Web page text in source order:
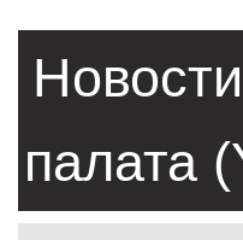
Новости
палата